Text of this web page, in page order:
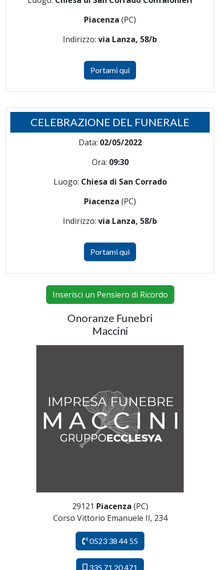
Piacenza (PC)
Indirizzo: via Lanza, 58/b
Portami qui
CELEBRAZIONE DEL FUNERALE
Data: 02/05/2022
Ora: 09:30
Luogo: Chiesa di San Corrado
Piacenza (PC)
Indirizzo: via Lanza, 58/b
Portami qui
Inserisci un Pensiero di Ricordo
Onoranze Funebri
Maccini
29121 Piacenza (PC)
Corso Vittorio Emanuele II, 234
0523 38 44 55
335 71 20 471